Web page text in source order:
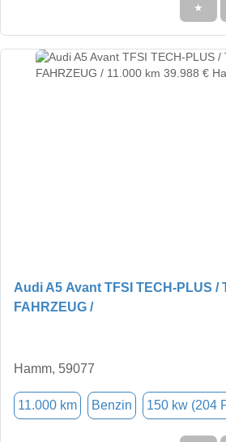
★
Audi A5 Avant TFSI TECH-PLUS /
FAHRZEUG /
Hamm, 59077
11.000 km Benzin 150 kw (204